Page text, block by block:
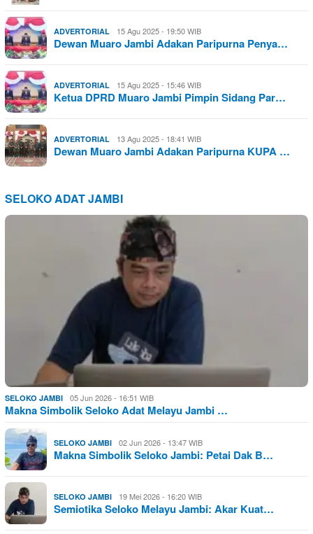
ADVERTORIAL 15 Agu 2025 - 19:50 WIB
Dewan Muaro Jambi Adakan Paripurna Penya…
ADVERTORIAL 15 Agu 2025 - 15:46 WIB
Ketua DPRD Muaro Jambi Pimpin Sidang Par…
ADVERTORIAL 13 Agu 2025 - 18:41 WIB
Dewan Muaro Jambi Adakan Paripurna KUPA …
SELOKO ADAT JAMBI
SELOKO JAMBI 05 Jun 2026 - 16:51 WIB
Makna Simbolik Seloko Adat Melayu Jambi …
SELOKO JAMBI 02 Jun 2026 - 13:47 WIB
Makna Simbolik Seloko Jambi: Petai Dak B…
SELOKO JAMBI 19 Mei 2026 - 16:20 WIB
Semiotika Seloko Melayu Jambi: Akar Kuat…